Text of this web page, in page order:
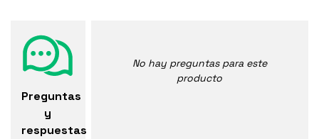
Preguntas
y
respuestas
No hay preguntas para este
producto